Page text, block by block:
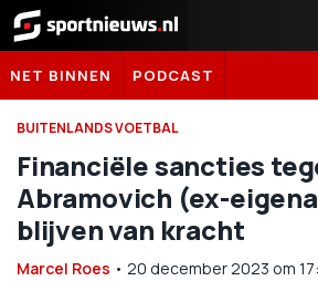
Sportnieuws.nl
NET BINNEN PODCAST
BUITENLANDS VOETBAL
Financiële sancties
Abramovich (ex-
blijven van kracht
Marcel Roes • 20 december 2023 om